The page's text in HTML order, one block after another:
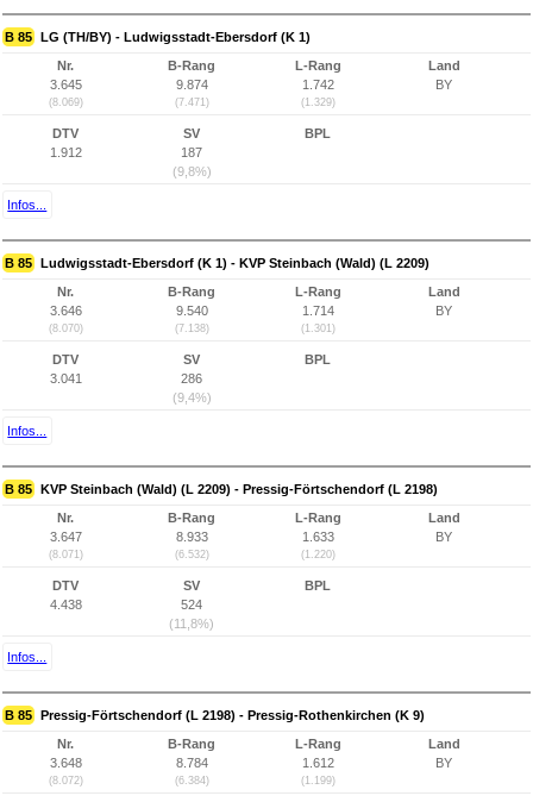
B 85 LG (TH/BY) - Ludwigsstadt-Ebersdorf (K 1)
Nr.
3.645
(8.069)
B-Rang
9.874
(7.471)
L-Rang
1.742
(1.329)
Land
BY
DTV
1.912
SV
187
(9,8%)
BPL
Infos...
B 85 Ludwigsstadt-Ebersdorf (K 1) - KVP Steinbach (Wald) (L 2209)
Nr.
3.646
(8.070)
B-Rang
9.540
(7.138)
L-Rang
1.714
(1.301)
Land
BY
DTV
3.041
SV
286
(9,4%)
BPL
Infos...
B 85 KVP Steinbach (Wald) (L 2209) - Pressig-Förtschendorf (L 2198)
Nr.
3.647
(8.071)
B-Rang
8.933
(6.532)
L-Rang
1.633
(1.220)
Land
BY
DTV
4.438
SV
524
(11,8%)
BPL
Infos...
B 85 Pressig-Förtschendorf (L 2198) - Pressig-Rothenkirchen (K 9)
Nr.
3.648
(8.072)
B-Rang
8.784
(6.384)
L-Rang
1.612
(1.199)
Land
BY